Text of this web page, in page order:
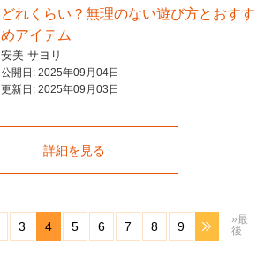
どれくらい？無理のない遊び方とおすす
めアイテム
安美 サヨリ
公開日: 2025年09月04日
更新日: 2025年09月03日
詳細を見る
3 4 5 6 7 8 9
»最
後